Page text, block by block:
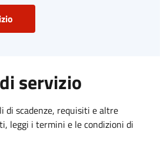
servizio
di scadenze, requisiti e altre
leggi i termini e le condizioni di